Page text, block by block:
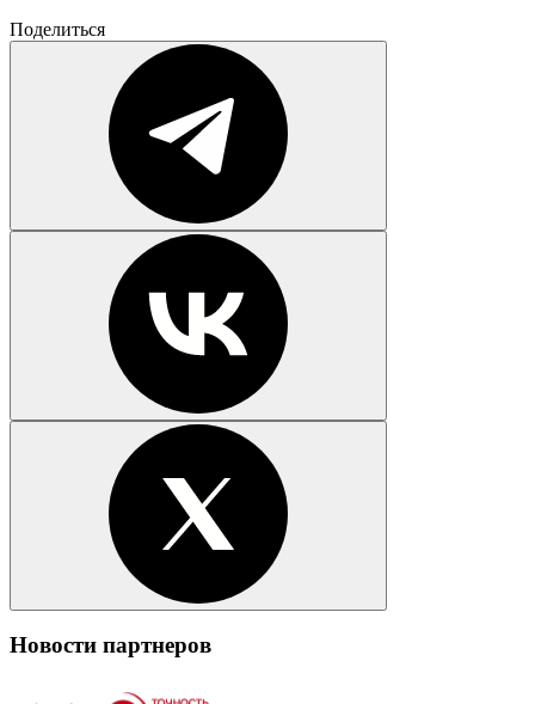
Поделиться
Новости партнеров